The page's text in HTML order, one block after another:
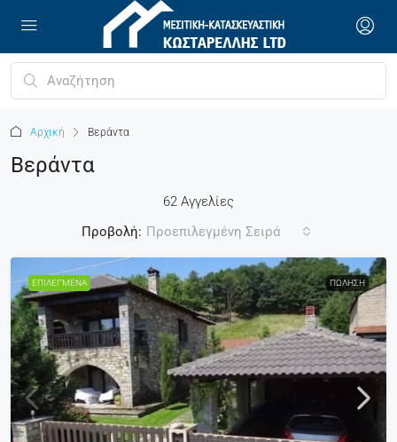
Αρχική Βεράντα
Βεράντα
62 Αγγελίες
Προβολή: Προεπιλεγμένη Σειρά
ΕΠΙΛΕΓΜΈΝΑ ΠΏΛΗΣΗ